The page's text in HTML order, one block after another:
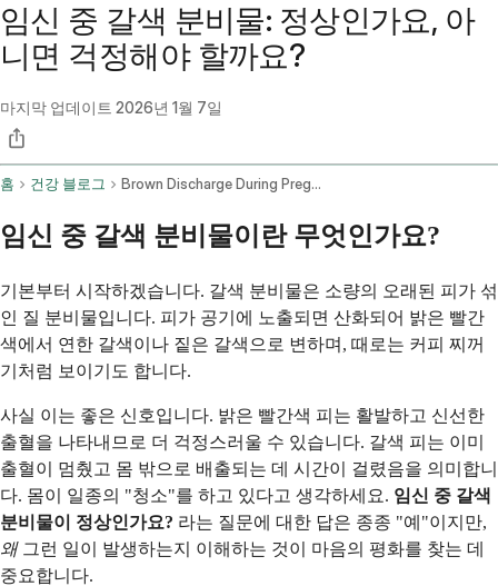
임신 중 갈색 분비물: 정상인가요, 아
니면 걱정해야 할까요?
마지막 업데이트 2026년 1월 7일
홈 건강 블로그 Brown Discharge During Pregnancy
임신 중 갈색 분비물이란 무엇인가요?
기본부터 시작하겠습니다. 갈색 분비물은 소량의 오래된 피가 섞
인 질 분비물입니다. 피가 공기에 노출되면 산화되어 밝은 빨간
색에서 연한 갈색이나 짙은 갈색으로 변하며, 때로는 커피 찌꺼
기처럼 보이기도 합니다.
사실 이는 좋은 신호입니다. 밝은 빨간색 피는 활발하고 신선한
출혈을 나타내므로 더 걱정스러울 수 있습니다. 갈색 피는 이미
출혈이 멈췄고 몸 밖으로 배출되는 데 시간이 걸렸음을 의미합니
다. 몸이 일종의 "청소"를 하고 있다고 생각하세요. 임신 중 갈색
분비물이 정상인가요? 라는 질문에 대한 답은 종종 "예"이지만,
왜그런 일이 발생하는지 이해하는 것이 마음의 평화를 찾는 데
중요합니다.